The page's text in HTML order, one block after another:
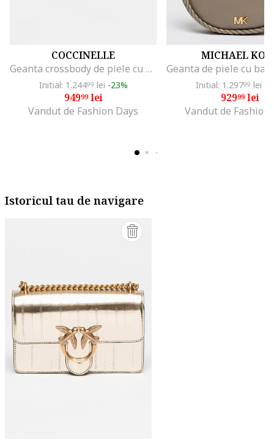
COCCINELLE
Geanta crossbody de piele cu buzunar frontal Beat Soft, Albastru pal
Initial: 1.24499 lei -23%
94999lei
Vandut de Fashion Days
MICHAEL
Initial: 1.29799 lei
92999lei
Vandut de Fashion
Istoricul tau de navigare